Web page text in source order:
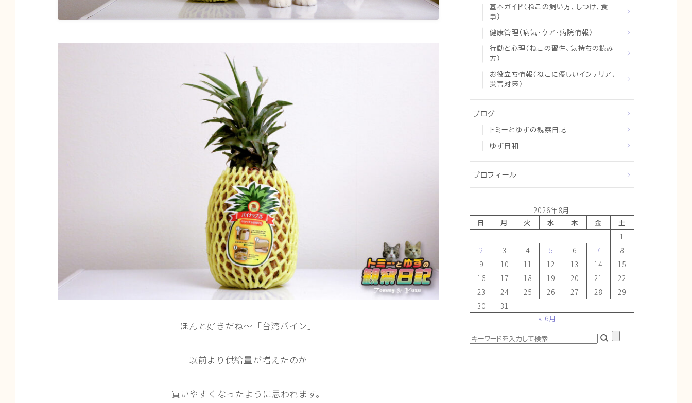
み方）
お役立ち情報（ねこに優しいインテリ
ア、災害対策）
ブログ
トミーとゆずの観察日記
ゆず日和
プロフィール
ほんと好きだね～「台湾パイン」
以前より供給量が増えたのか
買いやすくなったように思われます。
基本ガイド（ねこの飼い方、しつけ、食
事）
健康管理（病気・ケア・病院情報）
行動と心理（ねこの習性、気持ちの読み
方）
お役立ち情報（ねこに優しいインテリア、
災害対策）
ブログ
トミーとゆずの観察日記
ゆず日和
プロフィール
2026年8月
日
月 火 水 木 金
土
1
2
3 4 5 6 7
8
9
10 11 12 13 14
15
16
17 18 19 20 21
22
23
24 25 26 27 28
29
30
31
« 6月